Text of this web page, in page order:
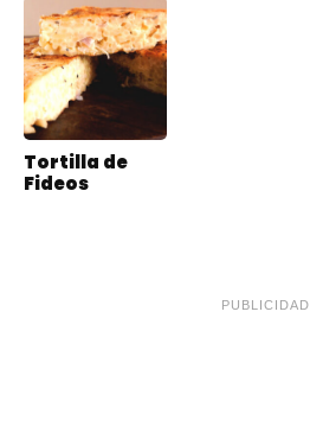
Tortilla de
Fideos
PUBLICIDAD